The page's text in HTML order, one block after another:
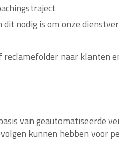
nodig is om onze
naar klanten
van geautomatiseerde
kunnen hebben voor